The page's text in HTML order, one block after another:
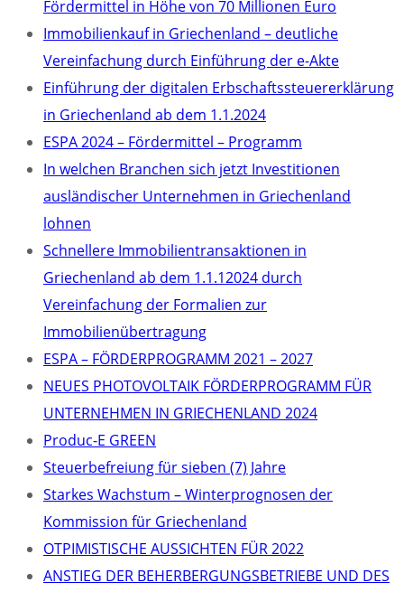
Fördermittel in Höhe von 70 Millionen Euro
Immobilienkauf in Griechenland – deutliche
Vereinfachung durch Einführung der e-Akte
Einführung der digitalen Erbschaftssteuererklärung
in Griechenland ab dem 1.1.2024
ESPA 2024 – Fördermittel – Programm
In welchen Branchen sich jetzt Investitionen
ausländischer Unternehmen in Griechenland
lohnen
Schnellere Immobilientransaktionen in
Griechenland ab dem 1.1.12024 durch
Vereinfachung der Formalien zur
Immobilienübertragung
ΕSPA – FÖRDERPROGRAMM 2021 – 2027
NEUES PHOTOVOLTAIK FÖRDERPROGRAMM FÜR
UNTERNEHMEN IN GRIECHENLAND 2024
Produc-E GREEN
Steuerbefreiung für sieben (7) Jahre
Starkes Wachstum – Winterprognosen der
Kommission für Griechenland
OTPIMISTISCHE AUSSICHTEN FÜR 2022
ANSTIEG DER BEHERBERGUNGSBETRIEBE UND DES